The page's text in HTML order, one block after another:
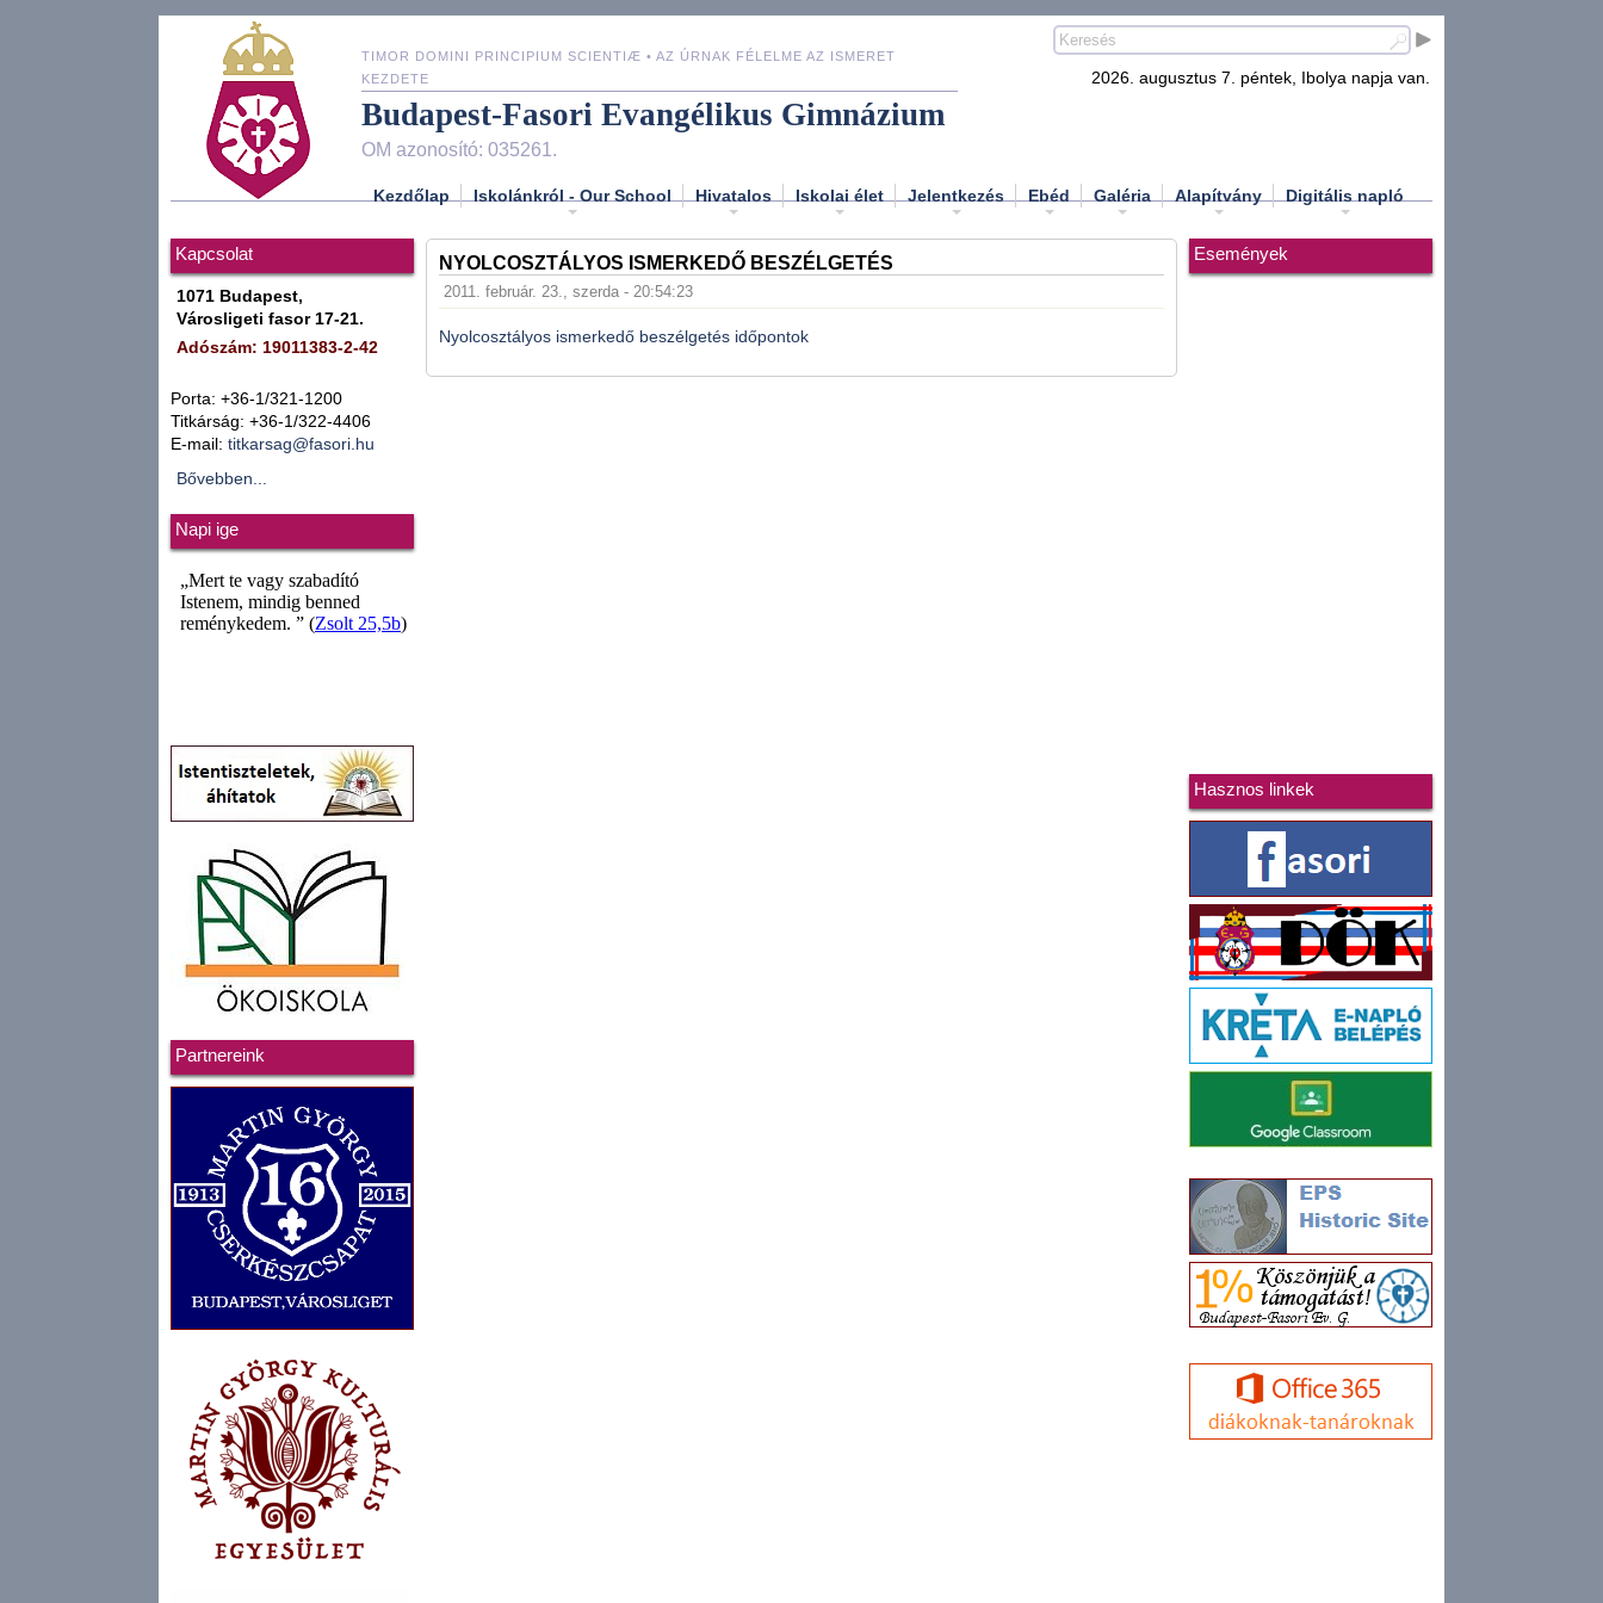
TIMOR DOMINI PRINCIPIUM SCIENTIÆ • AZ ÚRNAK FÉLELME AZ ISMERET
KEZDETE
Budapest-Fasori Evangélikus Gimnázium
OM azonosító: 035261.
2026. augusztus 7. péntek, Ibolya napja van.
Kezdőlap Iskolánkról - Our School Hivatalos Iskolai élet Jelentkezés Ebéd Galéria Alapítvány Digitális napló
Kapcsolat
1071 Budapest,
Városligeti fasor 17-21.
Adószám: 19011383-2-42
Porta: +36-1/321-1200
Titkárság: +36-1/322-4406
E-mail: titkarsag@fasori.hu
Bővebben...
Napi ige
Partnereink
NYOLCOSZTÁLYOS ISMERKEDŐ BESZÉLGETÉS
2011. február. 23., szerda - 20:54:23
Nyolcosztályos ismerkedő beszélgetés időpontok
Események
Hasznos linkek